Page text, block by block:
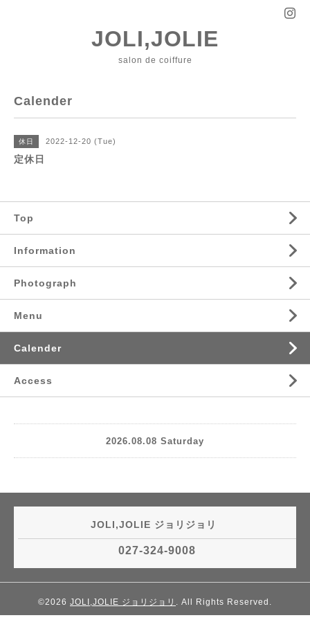
JOLI,JOLIE
salon de coiffure
Calender
休日 2022-12-20 (Tue)
定休日
Top
Information
Photograph
Menu
Calender
Access
2026.08.08 Saturday
JOLI,JOLIE ジョリジョリ
027-324-9008
©2026 JOLI,JOLIE ジョリジョリ . All Rights Reserved.